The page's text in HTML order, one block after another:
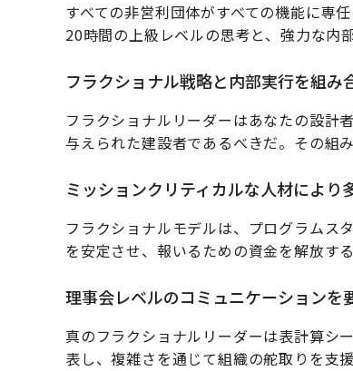
すべての非営利団体がすべての機能に専
20時間の上級レベルの思考と、強力な内
フラクショナル戦略と内部実行を組み
フラクショナルリーダーはあなたの設計
与えられた建設者であるべきだ。その組
ミッションクリティカルな人材により
フラクショナルモデルは、プログラム
を安定させ、報いるための資金を解放する
理事会レベルのコミュニケーションを
真のフラクショナルリーダーは表計算シ
表し、複雑さを通じて組織の舵取りを支援